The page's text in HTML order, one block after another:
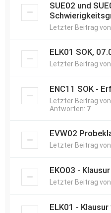
SUE02 und
Letzter Beitrag von
ELK01 SOK,
Letzter Beitrag von
ENC11 SOK -
Letzter Beitrag von
Antworten: 7
EVW02
Letzter Beitrag von
EKO03 -
Letzter Beitrag von
ELK01 -